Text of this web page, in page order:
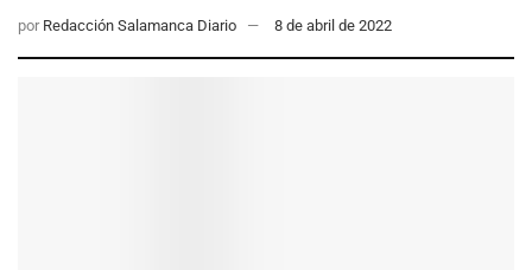
por Redacción Salamanca Diario 8 de abril de 2022